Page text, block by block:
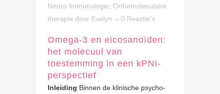
Neuro Immunologie
Orthomoleculaire
therapie door Evelyn 0 Reactie's
Omega-3 en eicosanoïden:
het molecuul van
toestemming in een kPNI-
perspectief
Inleiding Binnen de klinische psycho-